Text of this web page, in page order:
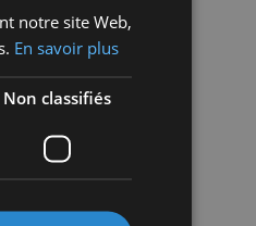
notre site Web,
En savoir plus
Non classifiés